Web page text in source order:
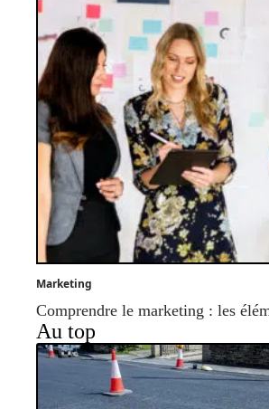
Marketing
Comprendre le marketing : les
Au top